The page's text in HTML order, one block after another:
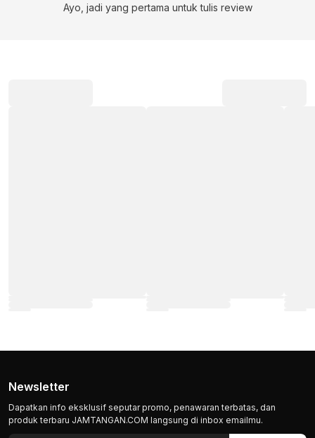
Newsletter
Dapatkan info eksklusif seputar promo, penawaran terbatas, dan
produk terbaru JAMTANGAN.COM langsung di inbox emailmu.
Ayo, jadi yang pertama untuk tulis review